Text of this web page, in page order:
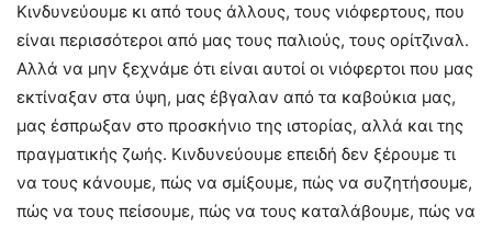
Κινδυνεύουμε κι από τους άλλους, τους νιόφερτους, που
είναι περισσότεροι από μας τους παλιούς, τους ορίτζιναλ.
Αλλά να μην ξεχνάμε ότι είναι αυτοί οι νιόφερτοι που μας
εκτίναξαν στα ύψη, μας έβγαλαν από τα καβούκια μας,
μας έσπρωξαν στο προσκήνιο της ιστορίας, αλλά και της
πραγματικής ζωής. Κινδυνεύουμε επειδή δεν ξέρουμε τι
να τους κάνουμε, πώς να σμίξουμε, πώς να συζητήσουμε,
πώς να τους πείσουμε, πώς να τους καταλάβουμε, πώς να